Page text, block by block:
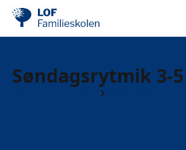
Søndagsrytmik 3-